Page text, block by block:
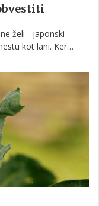
želi - japonski
kot lani. Ker
opazite - čimprej